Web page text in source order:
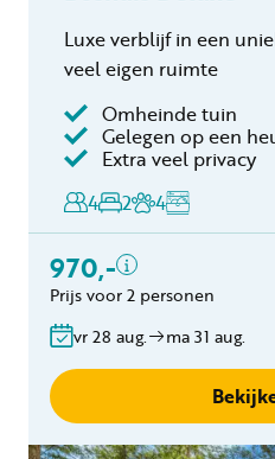
Luxe verblijf in een
veel eigen ruimte
Omheinde tuin
Gelegen op een
Extra veel privacy
4
2 4
970,-
Inclusief
Prijs voor 2 personen
vr 28 aug. ma 31 aug.